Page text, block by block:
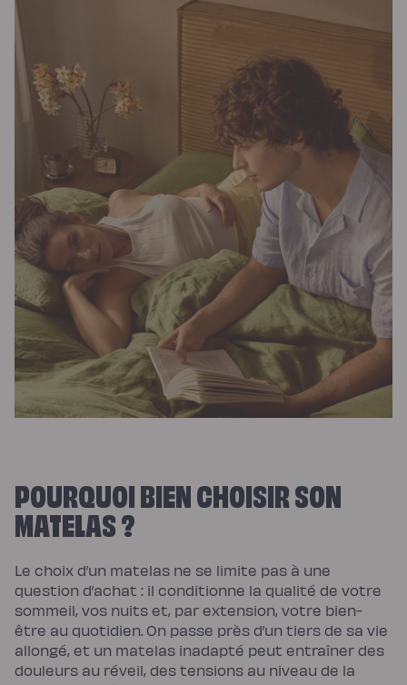
POURQUOI BIEN CHOISIR SON
MATELAS ?
Le choix d’un matelas ne se limite pas à une
question d’achat : il conditionne la qualité de votre
sommeil, vos nuits et, par extension, votre bien-
être au quotidien. On passe près d’un tiers de sa vie
allongé, et un matelas inadapté peut entraîner des
douleurs au réveil, des tensions au niveau de la